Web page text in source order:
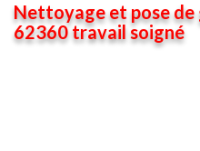
Nettoyage et pose
62360 travail soigné